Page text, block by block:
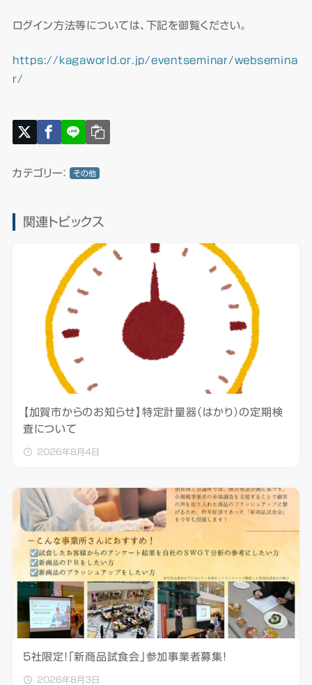
ログイン方法等については、下記を御覧ください。
https://kagaworld.or.jp/eventseminar/websemina
r/
カテゴリー： その他
関連トピックス
【加賀市からのお知らせ】特定計量器（はかり）の定期検
査について
2026年8月4日
5社限定！「新商品試食会」参加事業者募集！
2026年8月3日